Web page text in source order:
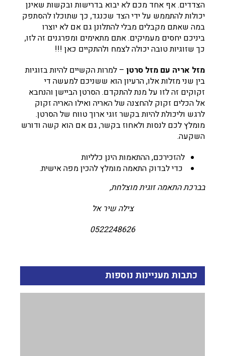
הצדדים. אף אחד מכם לא יבוא בדרישות ובקשות שאינן
יכולות להתממש על ידי הצד שכנגד, כך שתוכלו להסתפק
במה שאתם מקבלים מבלי להתלונן גם אם לא יוצרו
ביניכם יחסים מעמיקים. אתם מתאימים ומפרגנים זה לזו,
כך שזוגיות טובה יכולה לצמח ולהתקיים כאן !!!
מזל אריה עם מזל סרטן – למרות הקשיים להיות בזוגיות
בין שני מזלות אלו, הרעיון הוא ששניכם למעשה די
זקוקים זה לזו על מנת להתקדם. הסרטן הביישן והנחבא
אל הכלים זקוק להחצנה של האריה ואילו האריה זקוק
לרגש וליכולת להיות בקשר זוגי ארוך טווח של הסרטן.
מומלץ לכם לנסות ולאחוז בקשר, גם אם הוא קשה ודורש
השקעה.
להזכירכם, ההתאמות הינן כלליות
כדי לבדוק התאמה מומלץ להכין מפה אישית.
בברכת התאמה זוגית מוצלחת,
צילה שיר אל
0522248626
כתבות מעניינות נוספות